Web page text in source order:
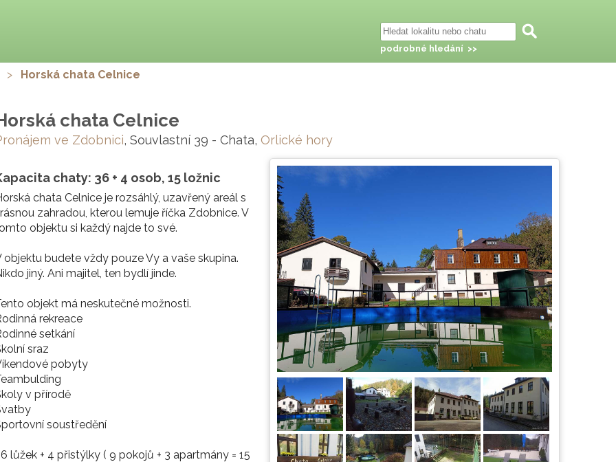
> Horská chata Celnice
chata Celnice
ve Zdobnici, Souvlastní 39 - Chata, Orlické hory
chaty: 36 + 4 osob, 15 ložnic
chata Celnice je rozsáhlý, uzavřený areál s
zahradou, kterou lemuje říčka Zdobnice. V
objektu si každý najde to své.
objektu budete vždy pouze Vy a vaše skupina.
jiný. Ani majitel, ten bydlí jinde.
objekt má neskutečné možnosti.
rekreace
setkání
sraz
pobyty
v přírodě
soustředění
lůžek + 4 přistýlky ( 9 pokojů + 3 apartmány = 15
podrobné hledání >>